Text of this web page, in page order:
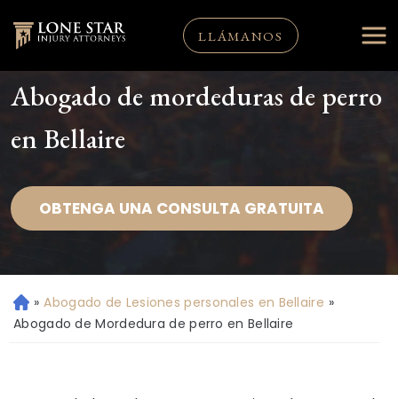
LLÁMANOS
Abogado de mordeduras de perro
en Bellaire
OBTENGA UNA CONSULTA GRATUITA
Ini
ci
» Abogado de Lesiones personales en Bellaire »
Abogado de Mordedura de perro en Bellaire